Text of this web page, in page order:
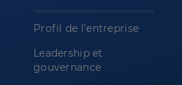
Profil de l'entreprise
Leadership et
gouvernance